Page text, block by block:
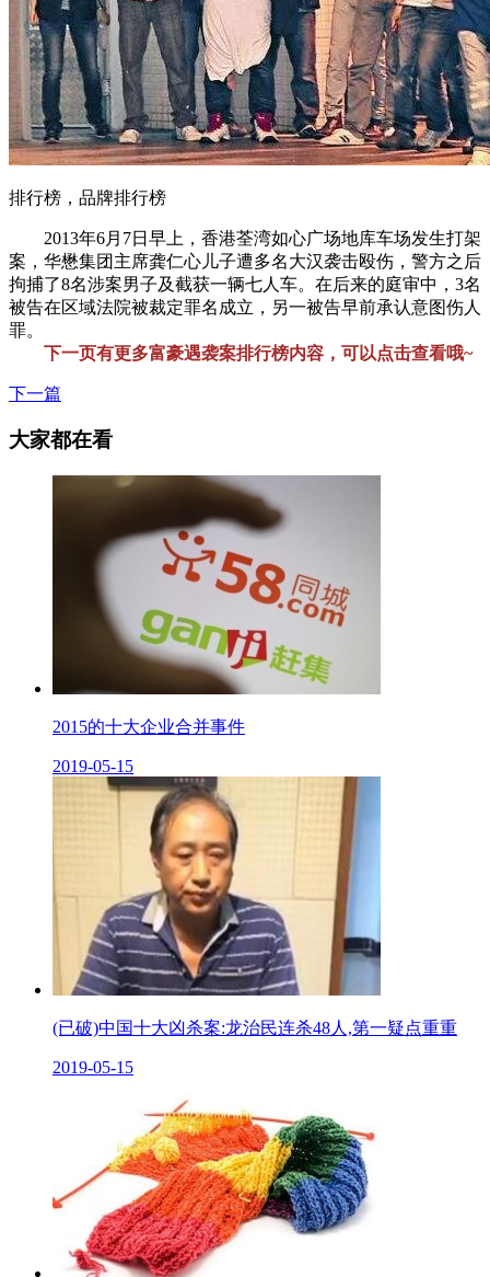
排行榜，品牌排行榜
2013年6月7日早上，香港荃湾如心广场地库车场发生打架
案，华懋集团主席龚仁心儿子遭多名大汉袭击殴伤，警方之后
拘捕了8名涉案男子及截获一辆七人车。在后来的庭审中，3名
被告在区域法院被裁定罪名成立，另一被告早前承认意图伤人
罪。
下一页有更多富豪遇袭案排行榜内容，可以点击查看哦~
下一篇
大家都在看
2015的十大企业合并事件
2019-05-15
(已破)中国十大凶杀案:龙治民连杀48人,第一疑点重重
2019-05-15